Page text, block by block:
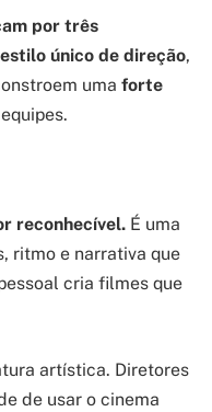
por três
estilo único de direção,
uma forte
reconhecível. É uma
ritmo e narrativa que
cria filmes que
artística. Diretores
de usar o cinema